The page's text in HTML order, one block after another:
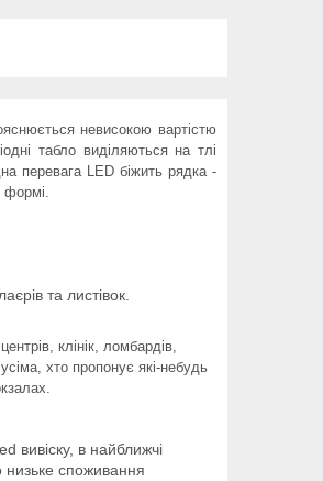
невисокою вартістю
табло виділяються на тлі
перевага LED біжитьрядка-
формі.
та листівок.
клінік, ломбардів,
хто пропонує які-небудь
вивіску, в найближчі
низьке споживання